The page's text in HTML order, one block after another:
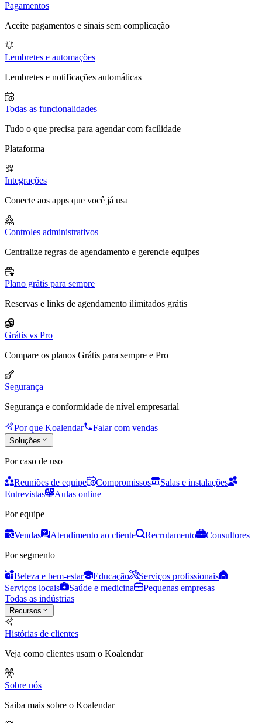
Pagamentos
Aceite pagamentos e sinais sem complicação
Lembretes e automações
Lembretes e notificações automáticas
Todas as funcionalidades
Tudo o que precisa para agendar com facilidade
Plataforma
Integrações
Conecte aos apps que você já usa
Controles administrativos
Centralize regras de agendamento e gerencie equipes
Plano grátis para sempre
Reservas e links de agendamento ilimitados grátis
Grátis vs Pro
Compare os planos Grátis para sempre e Pro
Segurança
Segurança e conformidade de nível empresarial
Por que Koalendar Falar com vendas
Soluções
Por caso de uso
Reuniões de equipe Compromissos
Salas e instalações
Entrevistas
Aulas online
Por equipe
Vendas Atendimento ao cliente Recrutamento
Consultores
Por segmento
Beleza e bem-estar Educação
Serviços profissionais
Serviços locais
Saúde e medicina
Pequenas empresas
Todas as indústrias
Recursos
Histórias de clientes
Veja como clientes usam o Koalendar
Sobre nós
Saiba mais sobre o Koalendar